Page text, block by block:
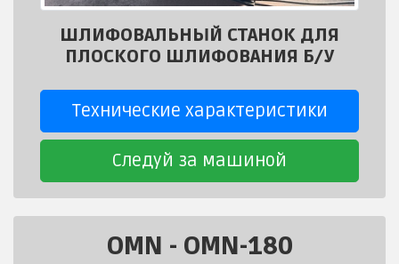
ШЛИФОВАЛЬНЫЙ СТАНОК ДЛЯ
ПЛОСКОГО ШЛИФОВАНИЯ Б/У
Технические характеристики
Следуй за машиной
OMN - OMN-180